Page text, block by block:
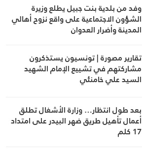
وفد من بلدية بنت جبيل يطلع وزيرة
الشؤون الاجتماعية على واقع نزوح أهالي
المدينة وأضرار العدوان
تقارير مصورة | تونسيون يستذكرون
مشاركتهم في تشييع الإمام الشهيد
السيد علي خامنئي
بعد طول انتظار… وزارة الأشغال تطلق
أعمال تأهيل طريق ضهر البيدر على امتداد
17 كلم